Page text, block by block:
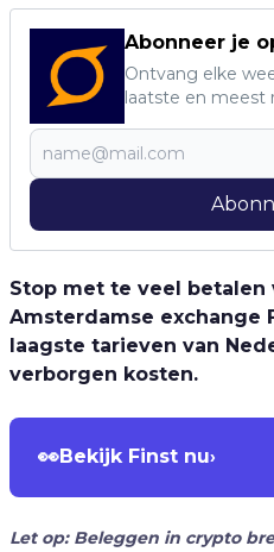
Abonneer je
Ontvang elke
laatste en meest
Stop met te veel betalen
Amsterdamse exchange
laagste tarieven van
verborgen kosten.
👀Bekijk Finst nu›
Let op: Beleggen in crypto